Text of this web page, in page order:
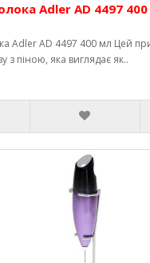
Adler AD 4497
Adler AD 4497 400 мл Цей
з піною, яка виглядає як..